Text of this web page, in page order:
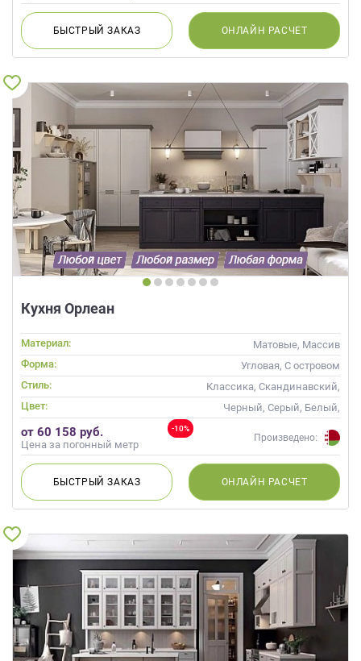
БЫСТРЫЙЗАКАЗ ОНЛАЙН РАСЧЕТ
Кухня Орлеан
Материал:
Матовые, Массив
Форма:
Угловая, С островом
Стиль:
Классика, Скандинавский,
Неоклассика
Цвет:
Черный, Серый, Белый,
Слоновая кость
-10%
от 60 158 руб.
Цена за погонный метр
Произведено:
БЫСТРЫЙЗАКАЗ ОНЛАЙН РАСЧЕТ